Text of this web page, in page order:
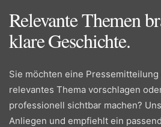
Relevante Themen
klare Geschichte.
Sie möchten eine
relevantes Thema vorschlagen
professionell sichtbar machen?
Anliegen und empfiehlt ein